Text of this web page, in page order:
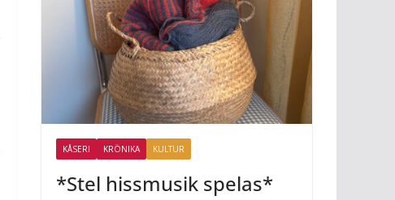
KÅSERI KRÖNIKA KULTUR
*Stel hissmusik spelas*